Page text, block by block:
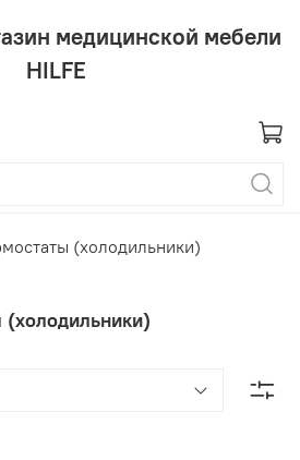
медицинской мебели
HILFE
(холодильники)